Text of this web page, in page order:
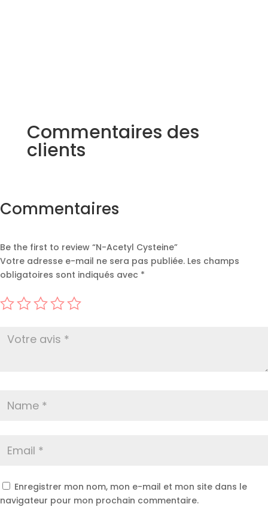
Commentaires des
clients
Commentaires
Be the first to review “N-Acetyl Cysteine”
Votre adresse e-mail ne sera pas publiée. Les champs
obligatoires sont indiqués avec *
Enregistrer mon nom, mon e-mail et mon site dans le
navigateur pour mon prochain commentaire.